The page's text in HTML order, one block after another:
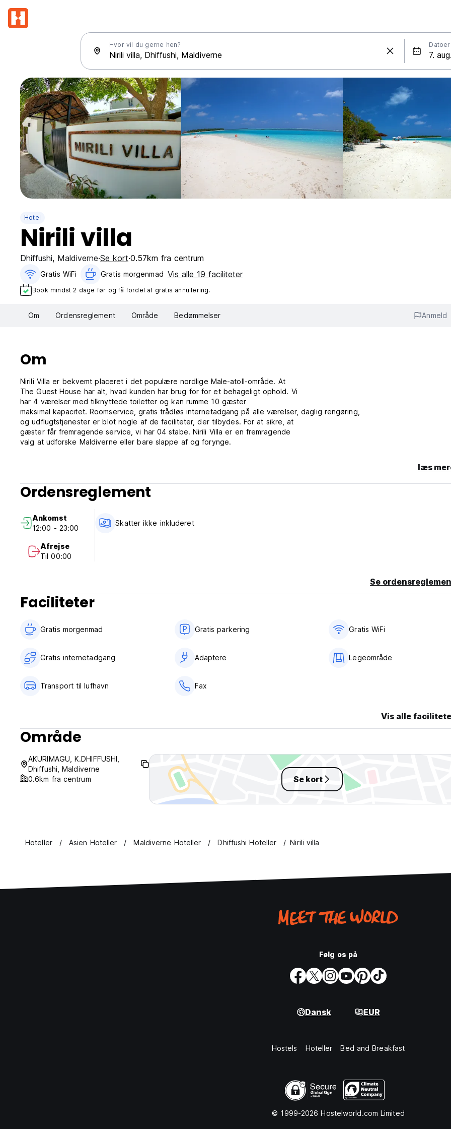
Hvor vil du gerne hen? Datoer
Hotel
Nirili villa
Dhiffushi, Maldiverne Se kort 0.57km fra centrum
Gratis WiFi Gratis morgenmad‎ Vis alle 19 faciliteter
Book mindst 2 dage før og få fordel af gratis annullering.
Om Ordensreglement Område Bedømmelser Anmeld
Om
Nirili Villa er bekvemt placeret i det populære nordlige Male-atoll-område. At
The Guest House har alt, hvad kunden har brug for for et behageligt ophold. Vi
har 4 værelser med tilknyttede toiletter og kan rumme 10 gæster
maksimal kapacitet. Roomservice, gratis trådløs internetadgang på alle værelser, daglig rengøring,
og udflugtstjenester er blot nogle af de faciliteter, der tilbydes. For at sikre, at
gæster får fremragende service, vi har 04 stabe. Nirili Villa er en fremragende
valg at udforske Maldiverne eller bare slappe af og forynge.
læs
Ordensreglement
Ankomst
12:00 - 23:00
Afrejse
Til 00:00
Skatter ikke inkluderet
Se
Faciliteter
Gratis morgenmad‎ Gratis parkering Gratis WiFi
Gratis internetadgang Adaptere Legeområde
Transport til lufhavn Fax
Vis alle
Område
AKURIMAGU, K.DHIFFUSHI,
Dhiffushi, Maldiverne
0.6km fra centrum
Se kort
Hoteller Asien Hoteller Maldiverne Hoteller Dhiffushi Hoteller Nirili villa
Følg os på
Dansk EUR
Hostels Hoteller Bed and Breakfast
© 1999-2026 Hostelworld.com Limited